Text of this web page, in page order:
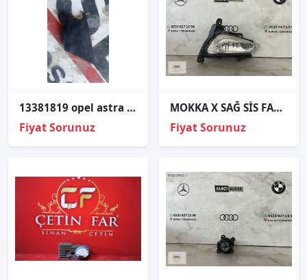
13381819 opel astra j ön sol sis çerçevesi vida kapağı
Fiyat Sorunuz
MOKKA X SAĞ SİS FARI ORJİNAL
Fiyat Sorunuz